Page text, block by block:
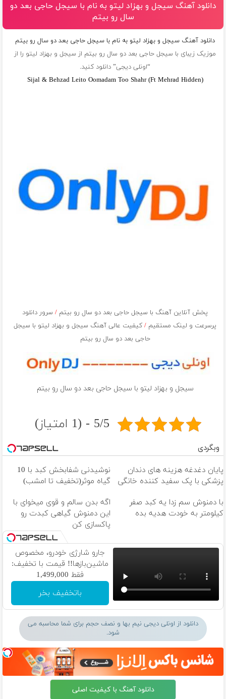
دانلود آهنگ سیجل و بهزاد لیتو به نام ‎با سیجل حاجی بعد دو
سال رو بیتم
دانلود آهنگ سیجل و بهزاد لیتو به نام ‎با سیجل حاجی بعد دو سال رو بیتم
موزیک زیبای ‎با سیجل حاجی بعد دو سال رو بیتم از
سیجل و بهزاد لیتو را از
“اونلی دیجی” دانلود کنید.
Sijal & Behzad Leito Oomadam Too Shahr (Ft Mehrad Hidden)
پخش آنلاین آهنگ ‎با سیجل حاجی بعد دو سال رو بیتم /سرور دانلود
پرسرعت و لینک مستقیم /
کیفیت عالی آهنگ سیجل و بهزاد لیتو ‎با سیجل
حاجی بعد دو سال رو بیتم
سیجل و بهزاد لیتو ‎با سیجل حاجی بعد دو سال رو بیتم
5/5 - (1 امتیاز)
وبگردی
پایان دغدغه هزینه های دندان
پزشکی با پک سفید کننده خانگی
نوشیدنی شفابخش کبد با 10
گیاه موثر(تخفیف تا امشب)
با دمنوش سم زدا یه کبد صفر
کیلومتر به خودت هدیه بده
اگه بدن سالم و قوی میخوای با
این دمنوش گیاهی کبدت رو
پاکسازی کن
جارو شارژی خودرو، مخصوص
ماشین‌باز‌ها!! قیمت با تخفیف:
فقط 1,499,000
باتخفیف بخر
دانلود از اونلی دیجی نیم بها و نصف حجم برای شما محاسبه می
شود.
دانلود آهنگ با کیفیت اصلی